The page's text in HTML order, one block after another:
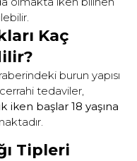
Kaç
burun yapısı
tedaviler,
iken başlar 18 yaşına
Tipleri